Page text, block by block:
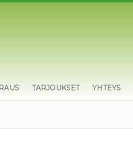
TARJOUKSET YHTEYS